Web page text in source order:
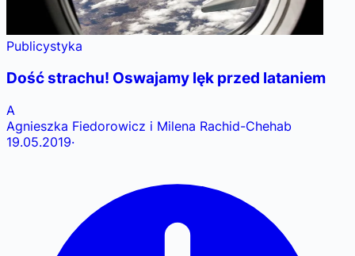
Publicystyka
Dość strachu! Oswajamy lęk przed lataniem
A
Agnieszka Fiedorowicz i Milena Rachid-Chehab
19.05.2019·